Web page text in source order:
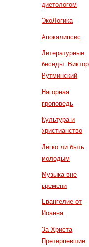
диетологом
ЭкоЛогика
Апокалипсис
Литературные
беседы. Виктор
Рутминский
Нагорная
проповедь
Культура и
христианство
Легко ли быть
молодым
Музыка вне
времени
Евангелие от
Иоанна
За Христа
Претерпевшие